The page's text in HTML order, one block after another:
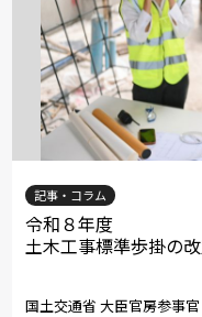
記事・コラム
令和８年度
土木工事標準歩掛の
国土交通省 大臣官房参事